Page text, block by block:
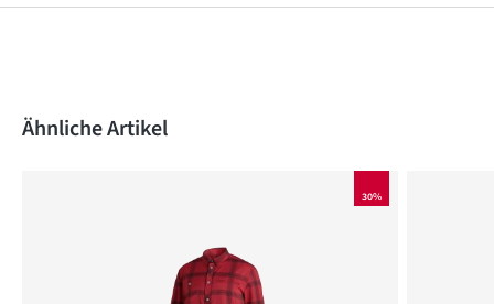
Produktgalerie überspringen
Ähnliche Artikel
30%